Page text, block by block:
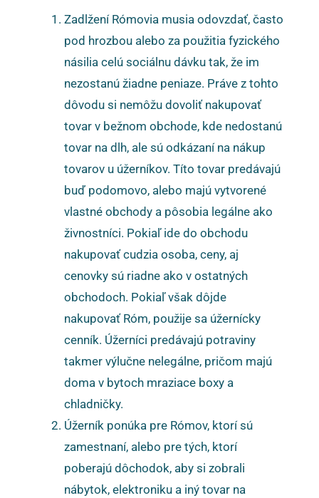
Zadlžení Rómovia musia odovzdať, často
pod hrozbou alebo za použitia fyzického
násilia celú sociálnu dávku tak, že im
nezostanú žiadne peniaze. Práve z tohto
dôvodu si nemôžu dovoliť nakupovať
tovar v bežnom obchode, kde nedostanú
tovar na dlh, ale sú odkázaní na nákup
tovarov u úžerníkov. Títo tovar predávajú
buď podomovo, alebo majú vytvorené
vlastné obchody a pôsobia legálne ako
živnostníci. Pokiaľ ide do obchodu
nakupovať cudzia osoba, ceny, aj
cenovky sú riadne ako v ostatných
obchodoch. Pokiaľ však dôjde
nakupovať Róm, použije sa úžernícky
cenník. Úžerníci predávajú potraviny
takmer výlučne nelegálne, pričom majú
doma v bytoch mraziace boxy a
chladničky.
Úžerník ponúka pre Rómov, ktorí sú
zamestnaní, alebo pre tých, ktorí
poberajú dôchodok, aby si zobrali
nábytok, elektroniku a iný tovar na